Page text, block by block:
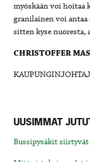
myöskään voi hoitaa
granilainen voi antaa
sitten kyse nuoresta,
CHRISTOFFER
UUSIMMAT
Bussipysäkit